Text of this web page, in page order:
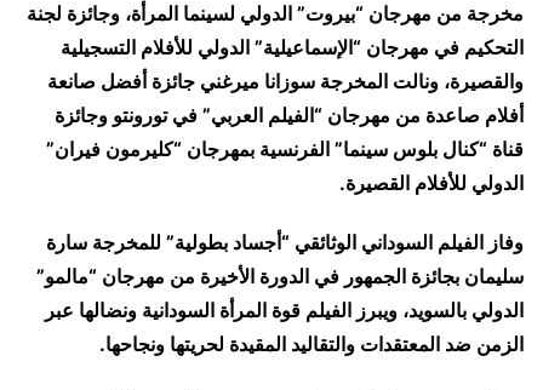
مخرجة من مهرجان “بيروت” الدولي لسينما المرأة، وجائزة لجنة
التحكيم في مهرجان “الإسماعيلية” الدولي للأفلام التسجيلية
والقصيرة، ونالت المخرجة سوزانا ميرغني جائزة أفضل صانعة
أفلام صاعدة من مهرجان “الفيلم العربي” في تورونتو وجائزة
قناة “كنال بلوس سينما” الفرنسية بمهرجان “كليرمون فيران”
الدولي للأفلام القصيرة.
وفاز الفيلم السوداني الوثائقي “أجساد بطولية” للمخرجة سارة
سليمان بجائزة الجمهور في الدورة الأخيرة من مهرجان “مالمو”
الدولي بالسويد، ويبرز الفيلم قوة المرأة السودانية ونضالها عبر
الزمن ضد المعتقدات والتقاليد المقيدة لحريتها ونجاحها.